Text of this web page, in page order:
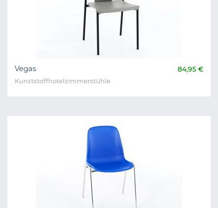
Vegas 84,95 €
Kunststoffhotelzimmerstühle